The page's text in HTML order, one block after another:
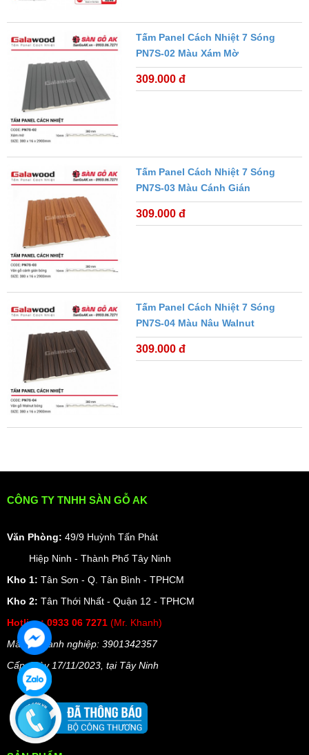
Tấm Panel Cách Nhiệt 7 Sóng
PN7S-02 Màu Xám Mờ
309.000 đ
Tấm Panel Cách Nhiệt 7 Sóng
PN7S-03 Màu Cánh Gián
309.000 đ
Tấm Panel Cách Nhiệt 7 Sóng
PN7S-04 Màu Nâu Walnut
309.000 đ
CÔNG TY TNHH SÀN GỖ AK
Văn Phòng: 49/9 Huỳnh Tấn Phát
Hiệp Ninh - Thành Phố Tây Ninh
Kho 1: Tân Sơn - Q. Tân Bình - TPHCM
Kho 2: Tân Thới Nhất - Quận 12 - TPHCM
Hotline: 0933 06 7271 (Mr. Khanh)
Mã số doanh nghiệp: 3901342357
Cấp ngày 17/11/2023, tại Tây Ninh